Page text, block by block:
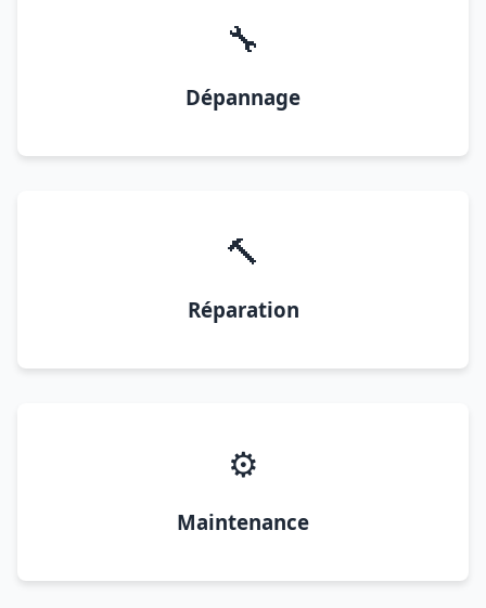
🔧
Dépannage
🔨
Réparation
⚙️
Maintenance